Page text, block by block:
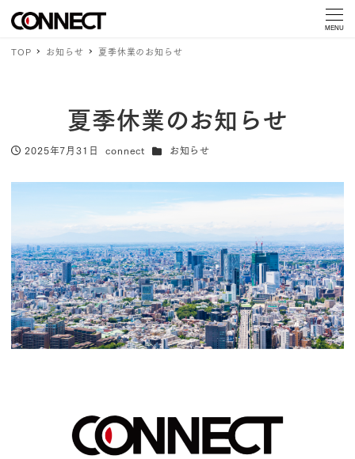
MENU
TOP お知らせ 夏季休業のお知らせ
夏季休業のお知らせ
投稿日2025年7月31日 著
connect カテゴリー
お知らせ